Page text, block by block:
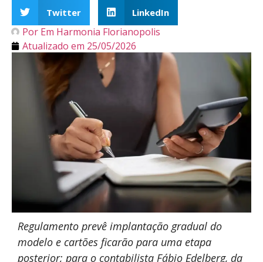
Twitter LinkedIn
Por Em Harmonia Florianopolis
Atualizado em 25/05/2026
Regulamento prevê implantação gradual do
modelo e cartões ficarão para uma etapa
posterior; para o contabilista Fábio Edelberg, da